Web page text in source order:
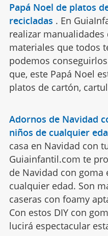
Papá Noel de platos
recicladas . En
realizar
materiales que todos
podemos
que, este Papá Noel
platos de cartón,
Adornos de Navidad
niños de cualquier
casa en Navidad con
Guiainfantil.com te
de Navidad con goma
cualquier edad. Son
caseras con foamy
Con estos DIY con
lucirá espectacular